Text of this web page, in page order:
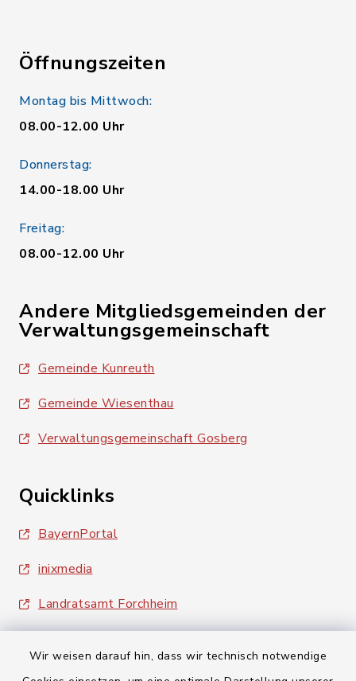
Wir weisen darauf hin, dass wir technisch notwendige
Öffnungszeiten
Montag bis Mittwoch:
08.00-12.00 Uhr
Donnerstag:
14.00-18.00 Uhr
Freitag:
08.00-12.00 Uhr
Andere Mitgliedsgemeinden der
Verwaltungsgemeinschaft
Gemeinde Kunreuth
Gemeinde Wiesenthau
Verwaltungsgemeinschaft Gosberg
Quicklinks
BayernPortal
inixmedia
Landratsamt Forchheim